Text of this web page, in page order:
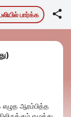
பார்க்க 
ஆரம்பித்த